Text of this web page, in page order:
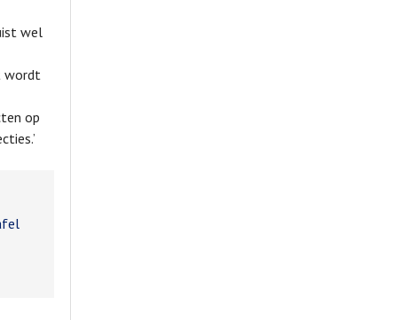
wel
wordt
op